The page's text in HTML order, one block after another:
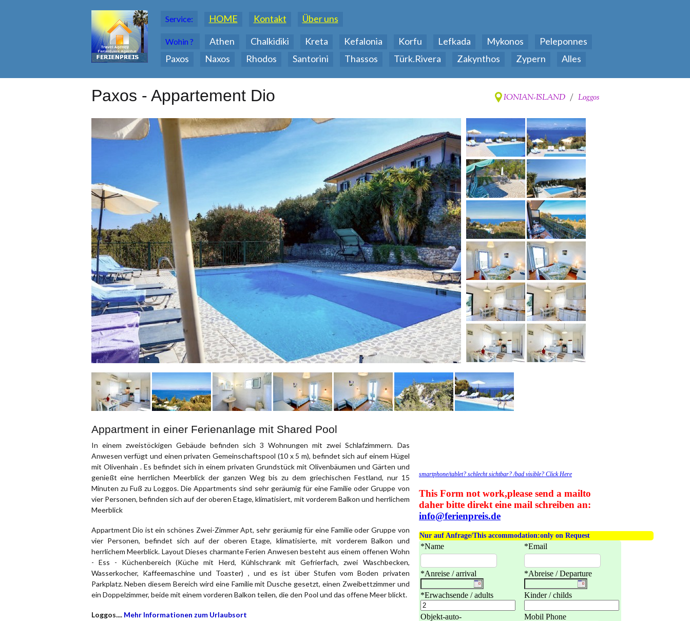
Service: HOME Kontakt Über uns
Wohin ? Athen Chalkidiki Kreta Kefalonia Korfu Lefkada Mykonos
Peleponnes
Paxos
Naxos Rhodos Santorini Thassos Türk.Rivera Zakynthos Zypern Alles
Paxos - Appartement Dio IONIAN-ISLAND/ Loggos
Appartment in einer Ferienanlage mit Shared Pool
In einem zweistöckigen Gebäude befinden sich 3 Wohnungen mit zwei Schlafzimmern. Das
Anwesen verfügt und einen privaten Gemeinschaftspool (10 x 5 m), befindet sich auf einem Hügel
mit Olivenhain . Es befindet sich in einem privaten Grundstück mit Olivenbäumen und Gärten und
genießt eine herrlichen Meerblick der ganzen Weg bis zu dem griechischen Festland, nur 15
Minuten zu Fuß zu Loggos. Die Appartments sind sehr geräumig für eine Familie oder Gruppe von
vier Personen, befinden sich auf der oberen Etage, klimatisiert, mit vorderem Balkon und herrlichem
Meerblick
Appartment Dio ist ein schönes Zwei-Zimmer Apt, sehr geräumig für eine Familie oder Gruppe von
vier Personen, befindet sich auf der oberen Etage, klimatisierte, mit vorderem Balkon und
herrlichem Meerblick. Layout Dieses charmante Ferien Anwesen besteht aus einem offenen Wohn
- Ess - Küchenbereich (Küche mit Herd, Kühlschrank mit Gefrierfach, zwei Waschbecken,
Wasserkocher, Kaffeemaschine und Toaster) , und es ist über Stufen vom Boden privaten
Parkplatz. Neben diesem Bereich wird eine Familie mit Dusche gesetzt, einen Zweibettzimmer und
ein Doppelzimmer, beide mit einem vorderen Balkon teilen, die den Pool und das offene Meer blickt.
Loggos.... Mehr Informationen zum Urlaubsort